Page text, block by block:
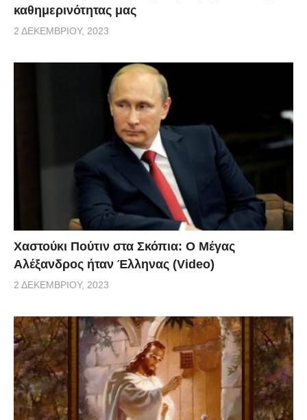
καθημερινότητας μας
2 ΔΕΚΕΜΒΡΊΟΥ, 2023
Χαστούκι Πούτιν στα Σκόπια: Ο Μέγας
Αλέξανδρος ήταν Έλληνας (Video)
2 ΔΕΚΕΜΒΡΊΟΥ, 2023